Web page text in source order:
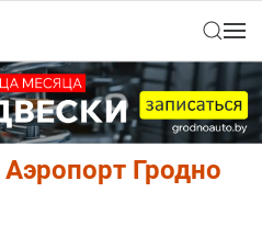
Аэропорт Гродно